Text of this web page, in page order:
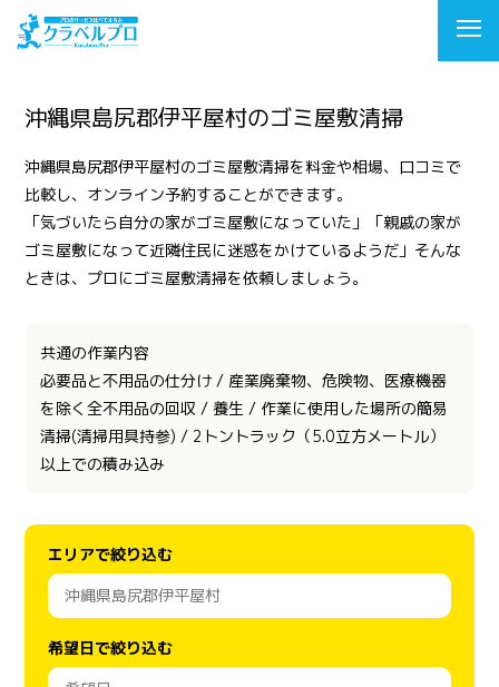
沖縄県島尻郡伊平屋村のゴミ屋敷清掃
沖縄県島尻郡伊平屋村のゴミ屋敷清掃を料金や相場、口コミで
比較し、オンライン予約することができます。
「気づいたら自分の家がゴミ屋敷になっていた」「親戚の家が
ゴミ屋敷になって近隣住民に迷惑をかけているようだ」そんな
ときは、プロにゴミ屋敷清掃を依頼しましょう。
共通の作業内容
必要品と不用品の仕分け / 産業廃棄物、危険物、医療機器
を除く全不用品の回収 / 養生 / 作業に使用した場所の簡易
清掃(清掃用具持参) / 2トントラック（5.0立方メートル）
以上での積み込み
エリアで絞り込む
希望日で絞り込む